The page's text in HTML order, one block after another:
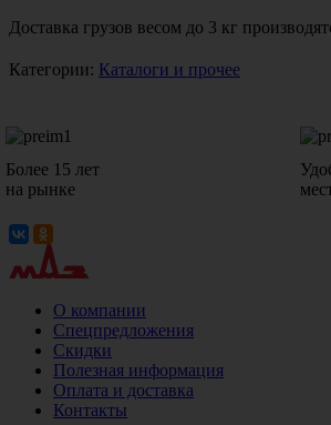
Доставка грузов весом до 3 кг
Категории: Каталоги и прочее
Более 15 лет
на рынке
О компании
Спецпредложения
Скидки
Полезная информация
Оплата и доставка
Контакты